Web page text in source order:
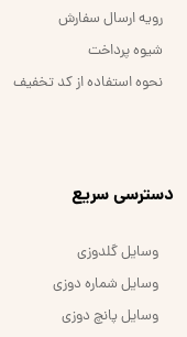
رویه ارسال سفارش
شیوه پرداخت
نحوه استفاده از کد تخفیف
​دسترسی سریع
وسایل گلدوزی
وسایل شماره دوزی
وسایل پانچ دوزی